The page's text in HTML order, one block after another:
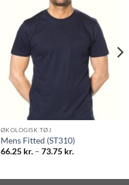
ØKOLOGISK TØJ
Mens Fitted (ST310)
66.25 kr. – 73.75 kr.